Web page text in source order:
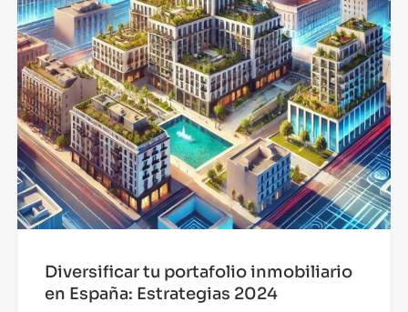
Diversificar tu portafolio inmobiliario
en España: Estrategias 2024